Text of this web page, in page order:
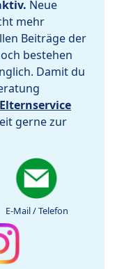
Neue
mehr
Beiträge der
bestehen
Damit du
gerne zur
E-Mail / Telefon